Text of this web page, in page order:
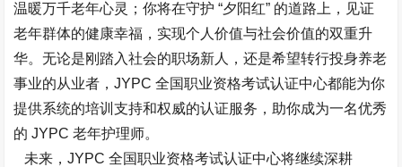
温暖万千老年心灵；你将在守护 “夕阳红” 的道路上，见证
老年群体的健康幸福，实现个人价值与社会价值的双重升
华。无论是刚踏入社会的职场新人，还是希望转行投身养老
事业的从业者，JYPC 全国职业资格考试认证中心都能为你
提供系统的培训支持和权威的认证服务，助你成为一名优秀
的 JYPC 老年护理师。​
未来，JYPC 全国职业资格考试认证中心将继续深耕